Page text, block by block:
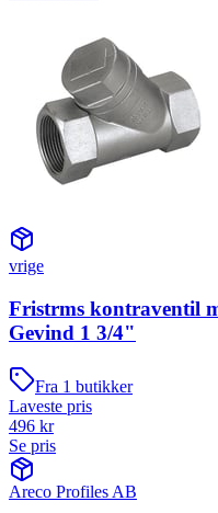
vrige
Fristrms kontraventil
Gevind 1 3/4"
Fra 1 butikker
Laveste pris
496 kr
Se pris
Areco Profiles AB